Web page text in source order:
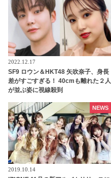
2022.12.17
SF9 ロウン＆HKT48 矢吹奈子、身長
差がすごすぎる！ 40cmも離れた２人
が並ぶ姿に視線殺到
2019.10.14
NEWS